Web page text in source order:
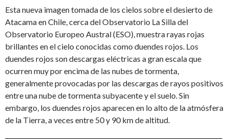
Esta nueva imagen tomada de los cielos sobre el desierto de
Atacama en Chile, cerca del Observatorio La Silla del
Observatorio Europeo Austral (ESO), muestra rayas rojas
brillantes en el cielo conocidas como duendes rojos. Los
duendes rojos son descargas eléctricas a gran escala que
ocurren muy por encima de las nubes de tormenta,
generalmente provocadas por las descargas de rayos positivos
entre una nube de tormenta subyacente y el suelo. Sin
embargo, los duendes rojos aparecen en lo alto de la atmósfera
de la Tierra, a veces entre 50 y 90 km de altitud.